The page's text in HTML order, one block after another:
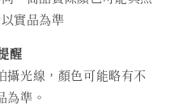
實品為準
醒
攝光線，顏色可能略有不
為準。